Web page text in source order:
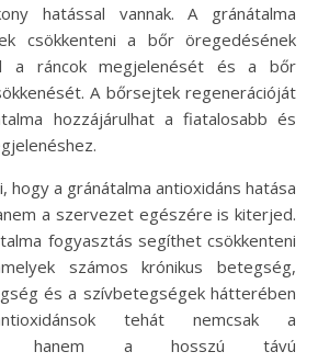
hatással vannak. A gránátalma
csökkenteni a bőr öregedésének
a ráncok megjelenését és a bőr
A bőrsejtek regenerációját
hozzájárulhat a fiatalosabb és
hogy a gránátalma antioxidáns hatása
a szervezet egészére is kiterjed.
fogyasztás segíthet csökkenteni
számos krónikus betegség,
és a szívbetegségek hátterében
tehát nemcsak a
hanem a hosszú távú